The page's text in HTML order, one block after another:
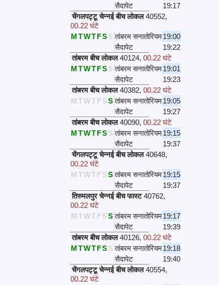
सैदापेट
19:17
चेंगलपट्टू चेन्नई बीच लोकल 40552,
00.22 घंटे
MTWTFSS तांबरम सनातोरियम19:00
सैदापेट
19:22
तांबरम बीच लोकल 40124,00.22 घंटे
MTWTFSS तांबरम सनातोरियम19:01
सैदापेट
19:23
तांबरम बीच लोकल 40382,00.22 घंटे
M TWTFSS तांबरम सनातोरियम19:05
सैदापेट
19:27
तांबरम बीच लोकल 40090,00.22 घंटे
MTWTFSS तांबरम सनातोरियम19:15
सैदापेट
19:37
चेंगलपट्टू चेन्नई बीच लोकल 40648,
00.22 घंटे
M TWTFSS तांबरम सनातोरियम19:15
सैदापेट
19:37
तिरुमलपुर चेन्नई बीच फास्ट 40762,
00.22 घंटे
M TWTFSS तांबरम सनातोरियम19:17
सैदापेट
19:39
तांबरम बीच लोकल 40126,00.22 घंटे
MTWTFSS तांबरम सनातोरियम19:18
सैदापेट
19:40
चेंगलपट्टू चेन्नई बीच लोकल 40554,
00.22 घंटे